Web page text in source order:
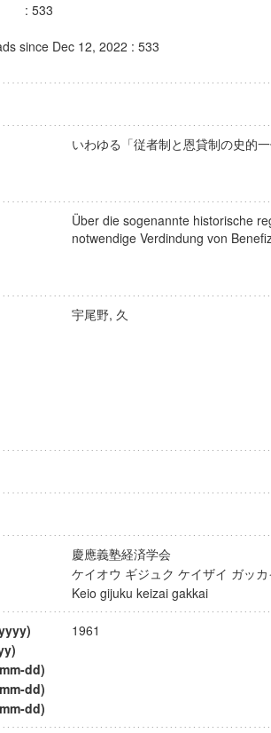
: 533
since Dec 12, 2022 : 533
いわゆる「従者制と恩貸制の史
Über die sogenannte historische
notwendige Verdindung von
宇尾野, 久
慶應義塾経済学会
ケイオウ ギジュク ケイザイ ガ
Keio gijuku keizai gakkai
1961
dd)
dd)
dd)